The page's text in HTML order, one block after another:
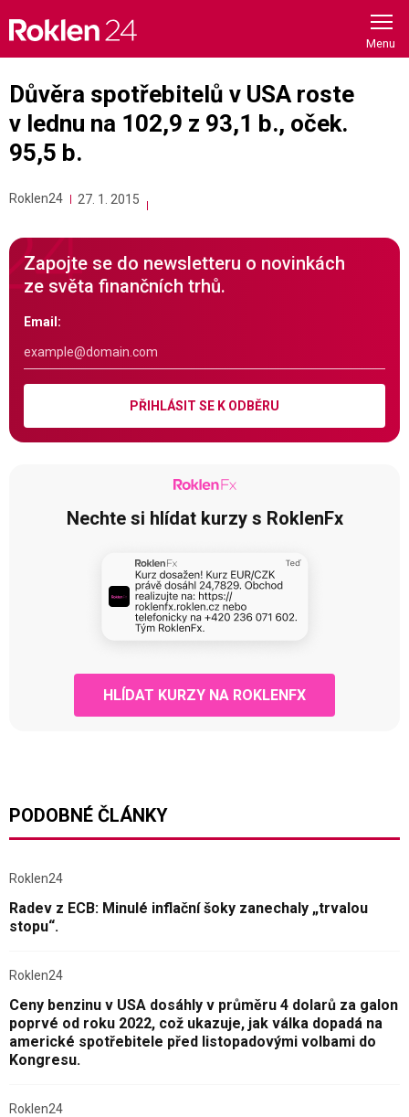
content
Důvěra spotřebitelů v USA roste
v lednu na 102,9 z 93,1 b., oček.
95,5 b.
Roklen24 27. 1. 2015
Zapojte se do newsletteru o novinkách
ze světa finančních trhů.
Email:
PŘIHLÁSIT SE K ODBĚRU
Nechte si hlídat kurzy s RoklenFx
HLÍDAT KURZY NA ROKLENFX
PODOBNÉ ČLÁNKY
Roklen24
Radev z ECB: Minulé inflační šoky zanechaly „trvalou
stopu“.
Roklen24
Ceny benzinu v USA dosáhly v průměru 4 dolarů za galon
poprvé od roku 2022, což ukazuje, jak válka dopadá na
americké spotřebitele před listopadovými volbami do
Kongresu.
Roklen24